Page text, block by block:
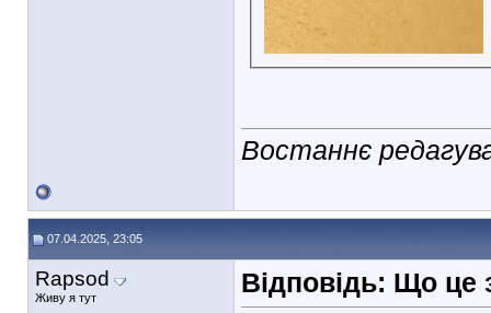
Востаннє
07.04.2025, 23:05
Rapsod
Живу я тут Відповідь: Що